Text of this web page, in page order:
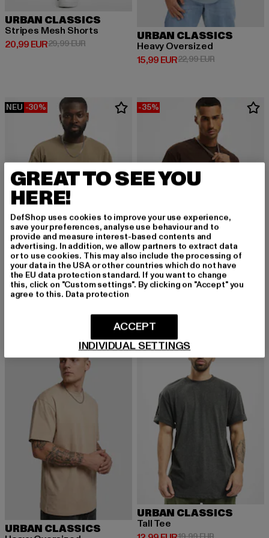
URBAN CLASSICS
Stripes Mesh Shorts
20,99 EUR
Derzeitiger Preis: 20,99 EUR
29,99 EURAktionspreis: 29,99 EUR
URBAN CLASSICS
Heavy Oversized
15,99 EUR
Derzeitiger Preis: 15,99 EUR
22,99 EURAktionspreis:
NEU -30%
URBAN CLASSICS
Heavy Oversized
15,99 EUR
Derzeitiger Preis: 15,99 EUR
22,99 EURAktionspreis: 22,99 EUR
-35%
URBAN CLASSICS
Tall Tee
URBAN CLASSICS
NEU -35%
URBAN CLASSICS
Tall Tee
GREAT TO SEE YOU
HERE!
DefShop uses cookies to improve your use experience,
save your preferences, analyse use behaviour and to
provide and measure interest-based contents and
advertising. In addition, we allow partners to extract data
or to use cookies. This may also include the processing of
your data in the USA or other countries which do not have
the EU data protection standard. If you want to change
this, click on "Custom settings". By clicking on "Accept" you
agree to this. Data protection
INDIVIDUAL SETTINGS
ACCEPT